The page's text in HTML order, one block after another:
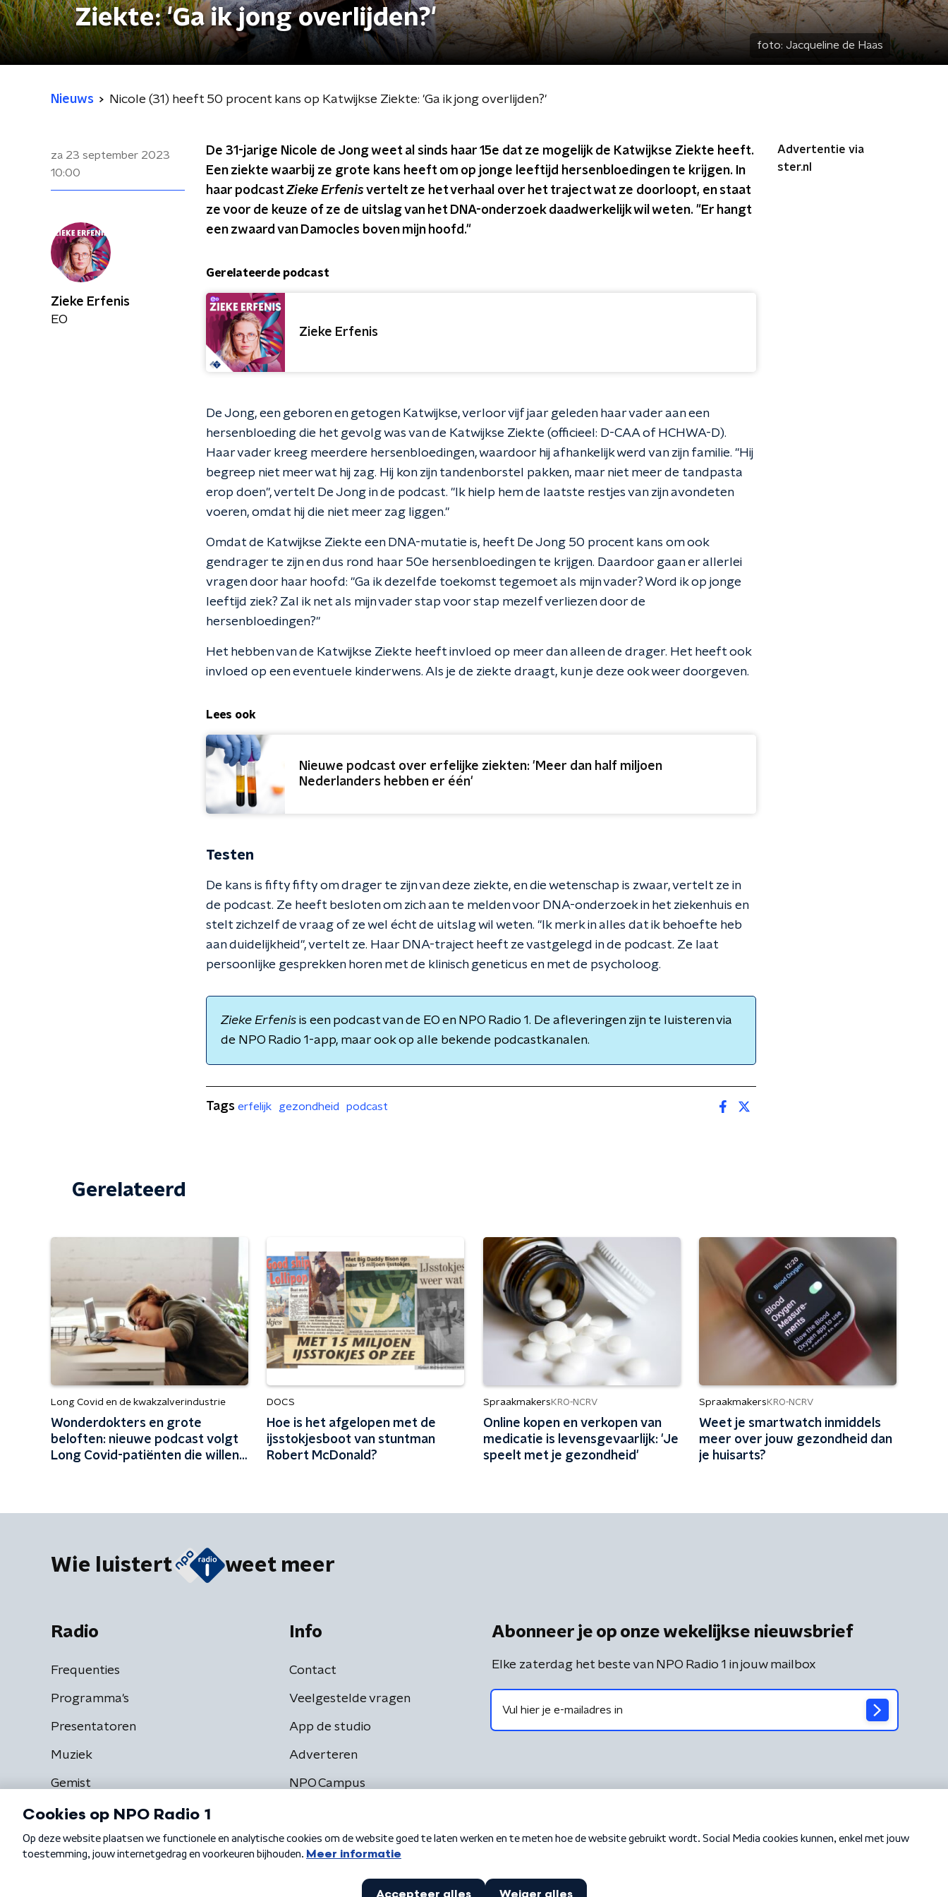
Ziekte: 'Ga ik jong overlijden?'
foto: Jacqueline de Haas
Nieuws Nicole (31) heeft 50 procent kans op Katwijkse Ziekte: 'Ga ik jong overlijden?'
za 23 september 2023
10:00
De 31-jarige Nicole de Jong weet al sinds haar 15e dat ze mogelijk de Katwijkse Ziekte heeft.
Een ziekte waarbij ze grote kans heeft om op jonge leeftijd hersenbloedingen te krijgen. In
haar podcastZieke Erfenis vertelt ze het verhaal over het traject wat ze doorloopt, en staat
ze voor de keuze of ze de uitslag van het DNA-onderzoek daadwerkelijk wil weten. "Er hangt
een zwaard van Damocles boven mijn hoofd."
Gerelateerde podcast
Zieke Erfenis
De Jong, een geboren en getogen Katwijkse, verloor vijf jaar geleden haar vader aan een
hersenbloeding die het gevolg was van de Katwijkse Ziekte (officieel: D-CAA of HCHWA-D).
Haar vader kreeg meerdere hersenbloedingen, waardoor hij afhankelijk werd van zijn familie. "Hij
begreep niet meer wat hij zag. Hij kon zijn tandenborstel pakken, maar niet meer de tandpasta
erop doen", vertelt De Jong in de podcast. "Ik hielp hem de laatste restjes van zijn avondeten
voeren, omdat hij die niet meer zag liggen."
Omdat de Katwijkse Ziekte een DNA-mutatie is, heeft De Jong 50 procent kans om ook
gendrager te zijn en dus rond haar 50e hersenbloedingen te krijgen. Daardoor gaan er allerlei
vragen door haar hoofd: "Ga ik dezelfde toekomst tegemoet als mijn vader? Word ik op jonge
leeftijd ziek? Zal ik net als mijn vader stap voor stap mezelf verliezen door de
hersenbloedingen?"
Het hebben van de Katwijkse Ziekte heeft invloed op meer dan alleen de drager. Het heeft ook
invloed op een eventuele kinderwens. Als je de ziekte draagt, kun je deze ook weer doorgeven.
Lees ook
Nieuwe podcast over erfelijke ziekten: 'Meer dan half miljoen
Nederlanders hebben er één'
Testen
De kans is fifty fifty om drager te zijn van deze ziekte, en die wetenschap is zwaar, vertelt ze in
de podcast. Ze heeft besloten om zich aan te melden voor DNA-onderzoek in het ziekenhuis en
stelt zichzelf de vraag of ze wel écht de uitslag wil weten. "Ik merk in alles dat ik behoefte heb
aan duidelijkheid", vertelt ze. Haar DNA-traject heeft ze vastgelegd in de podcast. Ze laat
persoonlijke gesprekken horen met de klinisch geneticus en met de psycholoog.
Zieke Erfenis is een podcast van de EO en NPO Radio 1. De afleveringen zijn te luisteren via
de NPO Radio 1-app, maar ook op alle bekende podcastkanalen.
Advertentie via
ster.nl
Zieke Erfenis
EO
Tags erfelijk gezondheid podcast
Gerelateerd
Long Covid en de kwakzalverindustrie
Wonderdokters en grote
beloften: nieuwe podcast volgt
Long Covid-patiënten die willen
DOCS
Hoe is het afgelopen met de
ijsstokjesboot van stuntman
Robert McDonald?
Spraakmakers KRO-NCRV
Online kopen en verkopen van
medicatie is levensgevaarlijk: 'Je
speelt met je gezondheid'
Spraakmakers KRO-NCRV
Weet je smartwatch inmiddels
meer over jouw gezondheid dan
je huisarts?
Wie luistert weet meer
Radio
Frequenties
Programma's
Presentatoren
Muziek
Gemist
Info
Contact
Veelgestelde vragen
App de studio
Adverteren
NPO Campus
Abonneer je op onze wekelijkse nieuwsbrief
Elke zaterdag het beste van NPO Radio 1 in jouw mailbox
Algemene voorwaarden Privacybeleid